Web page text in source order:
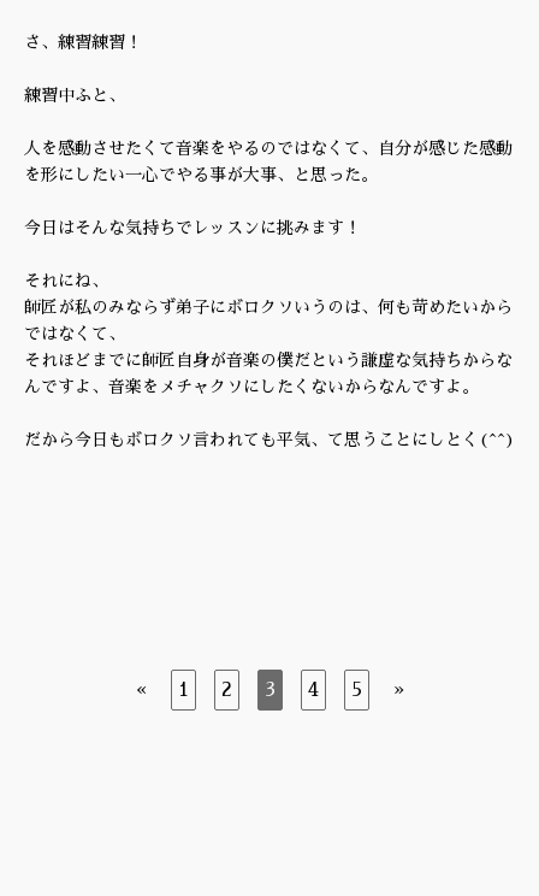
さ、練習練習！
練習中ふと、
人を感動させたくて音楽をやるのではなくて、自分が感じた感動
を形にしたい一心でやる事が大事、と思った。
今日はそんな気持ちでレッスンに挑みます！
それにね、
師匠が私のみならず弟子にボロクソいうのは、何も苛めたいから
ではなくて、
それほどまでに師匠自身が音楽の僕だという謙虚な気持ちからな
んですよ、音楽をメチャクソにしたくないからなんですよ。
だから今日もボロクソ言われても平気、て思うことにしとく(^^)
« 1 2 3 4 5 »